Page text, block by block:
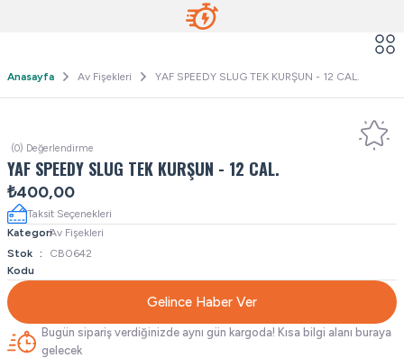
Anasayfa Av Fişekleri YAF SPEEDY SLUG TEK KURŞUN - 12 CAL.
(0) Değerlendirme
YAF SPEEDY SLUG TEK KURŞUN - 12 CAL.
₺400,00
Taksit Seçenekleri
KategoriAv Fişekleri
Stok
Kodu
CB0642
Gelince Haber Ver
Bugün sipariş verdiğinizde aynı gün kargoda! Kısa bilgi alanı buraya
gelecek